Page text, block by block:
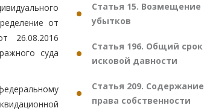
от
26.08.2016
суда
Статья 15. Возмещение
убытков
Статья 196. Общий срок
исковой давности
Статья 209. Содержание
права собственности